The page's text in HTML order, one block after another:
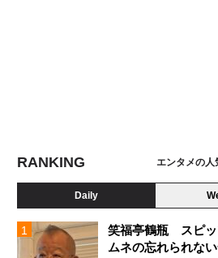
RANKING エンタメの
Daily
笑福亭鶴瓶 スピッ
ムネの忘れられな